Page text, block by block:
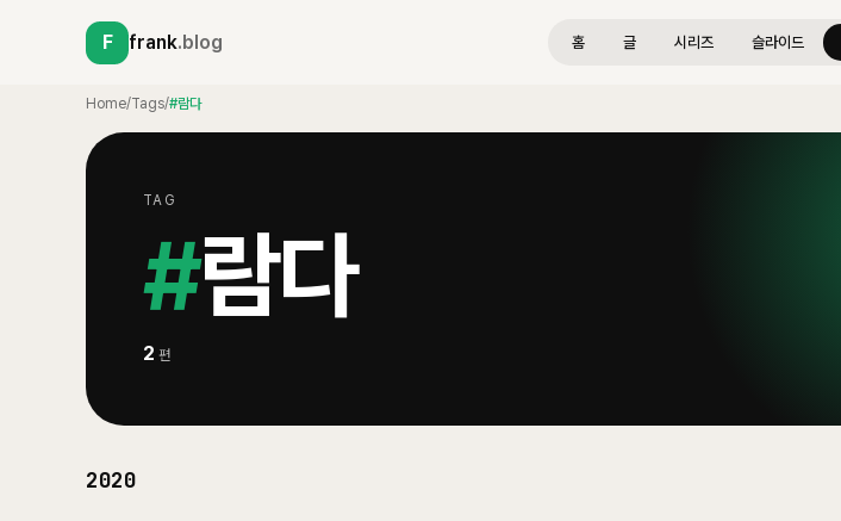
F frank.blog 홈 글 시리즈 슬라이드
Home/Tags/#람다
TAG
#람다
2 편
2020